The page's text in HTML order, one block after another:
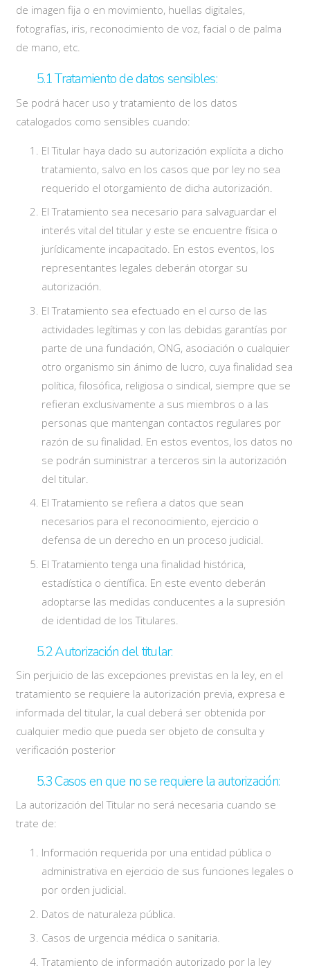
de imagen fija o en movimiento, huellas digitales,
fotografías, iris, reconocimiento de voz, facial o de palma
de mano, etc.
5.1 Tratamiento de datos sensibles:
Se podrá hacer uso y tratamiento de los datos
catalogados como sensibles cuando:
El Titular haya dado su autorización explícita a dicho
tratamiento, salvo en los casos que por ley no sea
requerido el otorgamiento de dicha autorización.
El Tratamiento sea necesario para salvaguardar el
interés vital del titular y este se encuentre física o
jurídicamente incapacitado. En estos eventos, los
representantes legales deberán otorgar su
autorización.
El Tratamiento sea efectuado en el curso de las
actividades legítimas y con las debidas garantías por
parte de una fundación, ONG, asociación o cualquier
otro organismo sin ánimo de lucro, cuya finalidad sea
política, filosófica, religiosa o sindical, siempre que se
refieran exclusivamente a sus miembros o a las
personas que mantengan contactos regulares por
razón de su finalidad. En estos eventos, los datos no
se podrán suministrar a terceros sin la autorización
del titular.
El Tratamiento se refiera a datos que sean
necesarios para el reconocimiento, ejercicio o
defensa de un derecho en un proceso judicial.
El Tratamiento tenga una finalidad histórica,
estadística o científica. En este evento deberán
adoptarse las medidas conducentes a la supresión
de identidad de los Titulares.
5.2 Autorización del titular:
Sin perjuicio de las excepciones previstas en la ley, en el
tratamiento se requiere la autorización previa, expresa e
informada del titular, la cual deberá ser obtenida por
cualquier medio que pueda ser objeto de consulta y
verificación posterior
5.3 Casos en que no se requiere la autorización:
La autorización del Titular no será necesaria cuando se
trate de:
Información requerida por una entidad pública o
administrativa en ejercicio de sus funciones legales o
por orden judicial.
Datos de naturaleza pública.
Casos de urgencia médica o sanitaria.
Tratamiento de información autorizado por la ley